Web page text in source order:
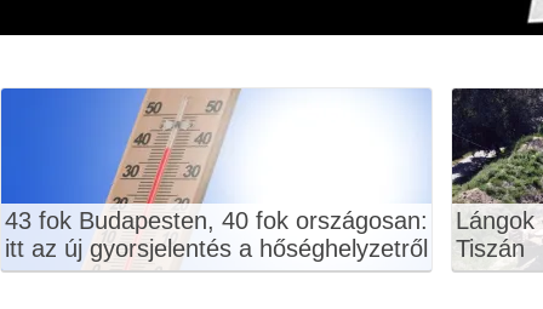
43 fok Budapesten, 40 fok országosan:
itt az új gyorsjelentés a hőséghelyzetről
Lángok
Tiszán